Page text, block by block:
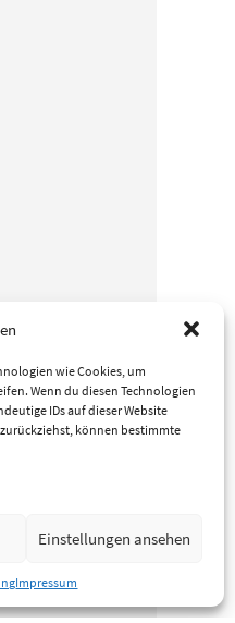
wie Cookies, um
Wenn du diesen Technologien
IDs auf dieser Website
können bestimmte
Einstellungen ansehen
Impressum